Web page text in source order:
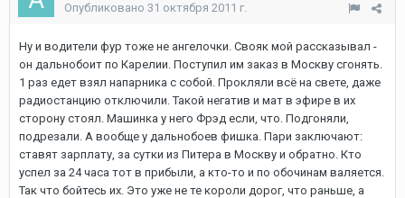
Опубликовано 31 октября 2011 г.
Ну и водители фур тоже не ангелочки. Свояк мой рассказывал -
он дальнобоит по Карелии. Поступил им заказ в Москву сгонять.
1 раз едет взял напарника с собой. Прокляли всё на свете, даже
радиостанцию отключили. Такой негатив и мат в эфире в их
сторону стоял. Машинка у него Фрэд если, что. Подгоняли,
подрезали. А вообще у дальнобоев фишка. Пари заключают:
ставят зарплату, за сутки из Питера в Москву и обратно. Кто
успел за 24 часа тот в прибыли, а кто-то и по обочинам валяется.
Так что бойтесь их. Это уже не те короли дорог, что раньше, а